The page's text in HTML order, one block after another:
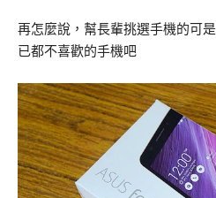
再怎麼說，幫長輩挑選手機的可
已都不喜歡的手機吧